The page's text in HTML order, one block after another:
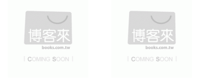
有聲書(3)
作者 (可複選)